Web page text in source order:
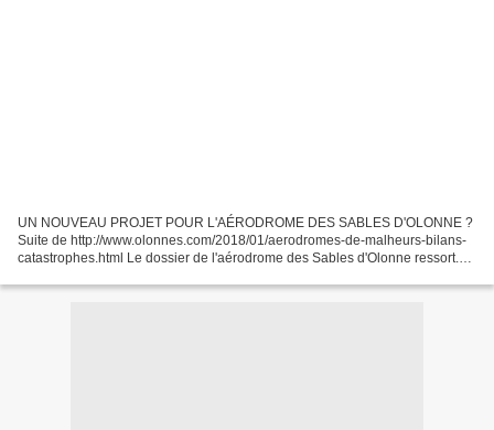
UN NOUVEAU PROJET POUR L'AÉRODROME DES SABLES D'OLONNE ?
Suite de http://www.olonnes.com/2018/01/aerodromes-de-malheurs-bilans-
catastrophes.html Le dossier de l'aérodrome des Sables d'Olonne ressort.